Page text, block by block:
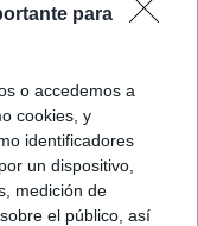
para
o accedemos a
cookies, y
identificadores
un dispositivo,
medición de
el público, así